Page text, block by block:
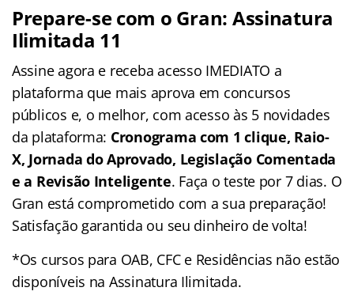
Prepare-se com o Gran: Assinatura
Ilimitada 11
Assine agora e receba acesso IMEDIATO a
plataforma que mais aprova em concursos
públicos e, o melhor, com acesso às 5 novidades
da plataforma: Cronograma com 1 clique, Raio-
X, Jornada do Aprovado, Legislação Comentada
e a Revisão Inteligente. Faça o teste por 7 dias. O
Gran está comprometido com a sua preparação!
Satisfação garantida ou seu dinheiro de volta!
*Os cursos para OAB, CFC e Residências não estão
disponíveis na Assinatura Ilimitada.